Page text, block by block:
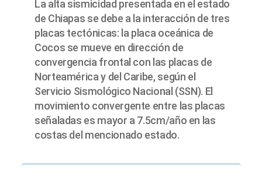
La alta sismicidad presentada en el estado
de Chiapas se debe a la interacción de tres
placas tectónicas: la placa oceánica de
Cocos se mueve en dirección de
convergencia frontal con las placas de
Norteamérica y del Caribe, según el
Servicio Sismológico Nacional (SSN). El
movimiento convergente entre las placas
señaladas es mayor a 7.5cm/año en las
costas del mencionado estado.